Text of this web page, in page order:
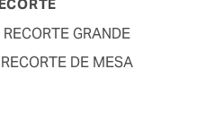
GRANDE
DE MESA